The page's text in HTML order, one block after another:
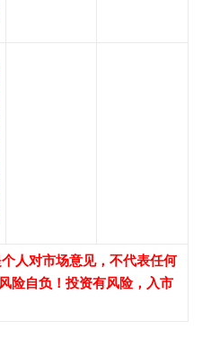
人对市场意见，不代表任何
险自负！投资有风险，入市